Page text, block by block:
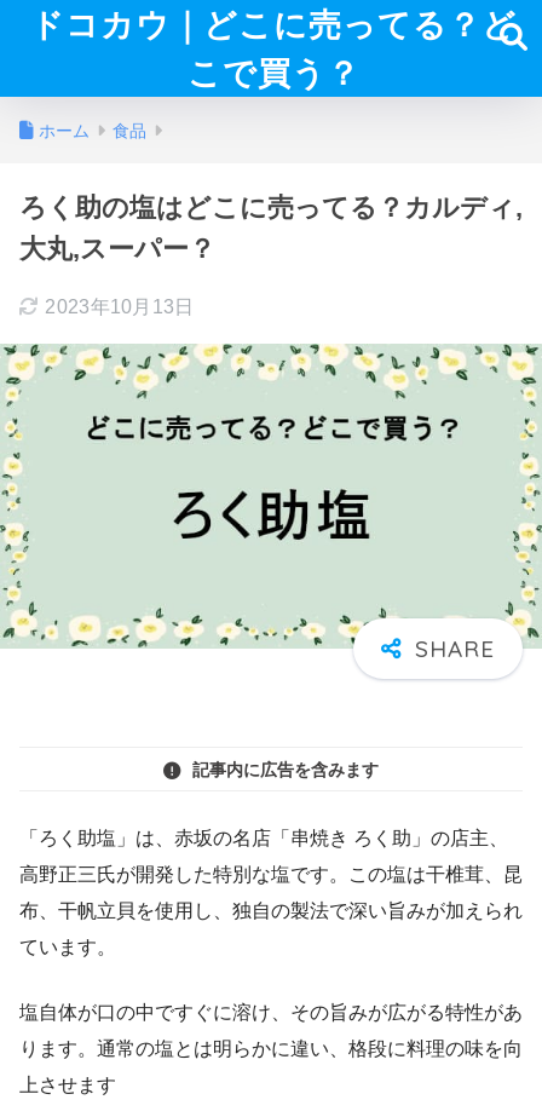
ドコカウ｜どこに売ってる？ど
こで買う？
ホーム 食品
ろく助の塩はどこに売ってる？カルディ,
大丸,スーパー？
2023年10月13日
記事内に広告を含みます
「ろく助塩」は、赤坂の名店「串焼き ろく助」の店主、
高野正三氏が開発した特別な塩です。この塩は干椎茸、昆
布、干帆立貝を使用し、独自の製法で深い旨みが加えられ
ています。
塩自体が口の中ですぐに溶け、その旨みが広がる特性があ
ります。通常の塩とは明らかに違い、格段に料理の味を向
上させます